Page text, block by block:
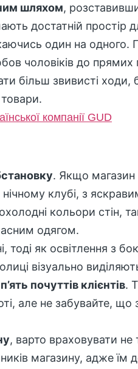
шляхом,
достатній простір
один на одного.
чоловіків до прямих
більш звивисті ходи,
компанії GUD
. Якщо магазин
клубі, з
кольори стін,
одягом.
як освітлення з
візуально
почуттів клієнтів.
але не забувайте, що
, варто враховувати не
магазину, адже їм